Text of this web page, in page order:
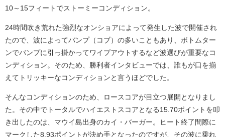
10～15フィートでストーミーコンディション。
24時間吹き荒れた強烈なオンショアによって発生した波で開催され
たので、波によってバンプ（コブ）の多いこともあり、ボトムター
ンでバンプに引っ掛かってワイプアウトするなど波選びが重要なコ
ンディション。そのため、勝利者インタビューでは、誰もが口を揃
えてトリッキーなコンディションと言うほどでした。
そんなコンディションのため、ロースコアが目立つ展開となりまし
た。その中でトータルでハイエストスコアとなる15.70ポイントを叩
き出したのは、マウイ島出身のカイ・バーガー。ヒート終了間際に
マークした8.93ポイントが決め手となったのですが、その波に乗れ